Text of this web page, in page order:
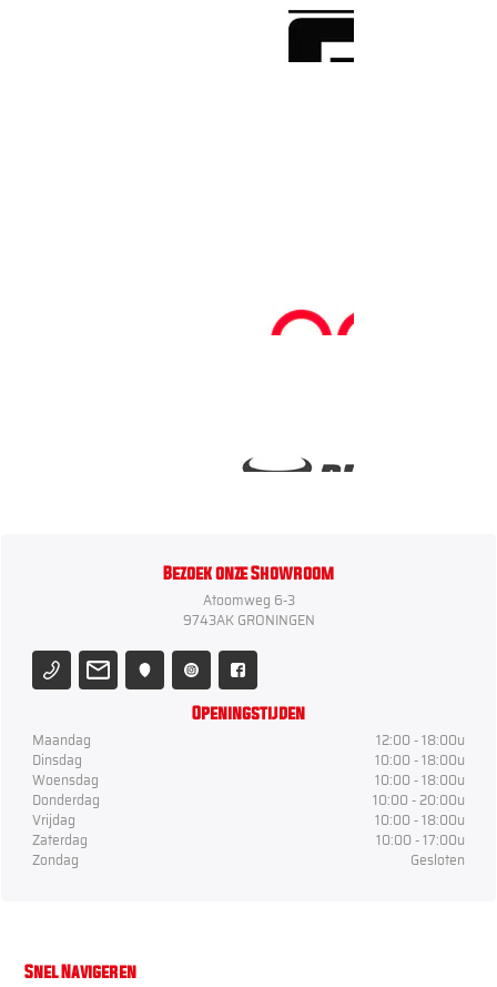
Bezoek onze Showroom
Atoomweg 6-3
9743AK GRONINGEN
Openingstijden
Maandag
12:00 - 18:00u
Dinsdag
10:00 - 18:00u
Woensdag
10:00 - 18:00u
Donderdag
10:00 - 20:00u
Vrijdag
10:00 - 18:00u
Zaterdag
10:00 - 17:00u
Zondag
Gesloten
Snel Navigeren